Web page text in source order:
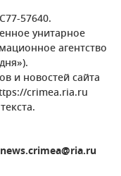
57640.
унитарное
агентство
и новостей сайта
crimea.ria.ru
news.crimea@ria.ru